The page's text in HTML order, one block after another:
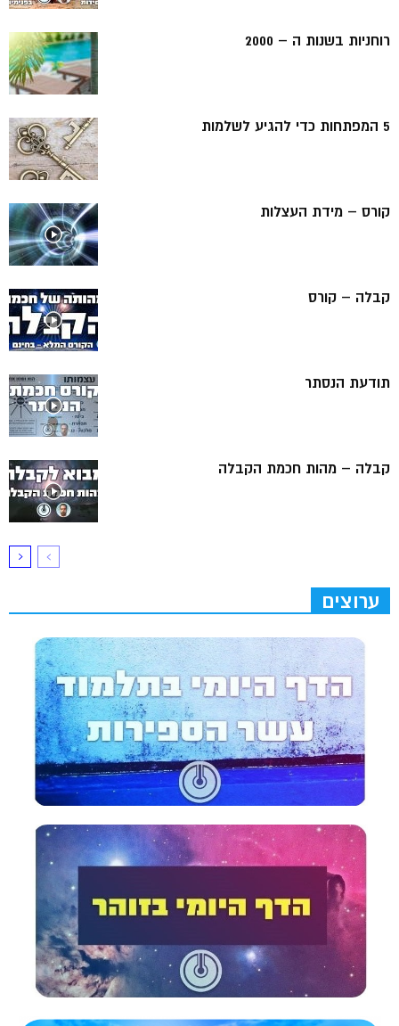
רוחניות בשנות ה – 2000
5 המפתחות כדי להגיע לשלמות
קורס – מידת העצלות
קבלה – קורס
תודעת הנסתר
קבלה – מהות חכמת הקבלה
ערוצים